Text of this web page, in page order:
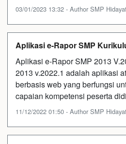
03/01/2023 13:32 - Author SMP
Aplikasi e-Rapor SMP
Aplikasi e-Rapor SMP 2013
2013 v.2022.1 adalah aplikasi
berbasis web yang berfungsi
capaian kompetensi peserta
11/12/2022 01:50 - Author SMP